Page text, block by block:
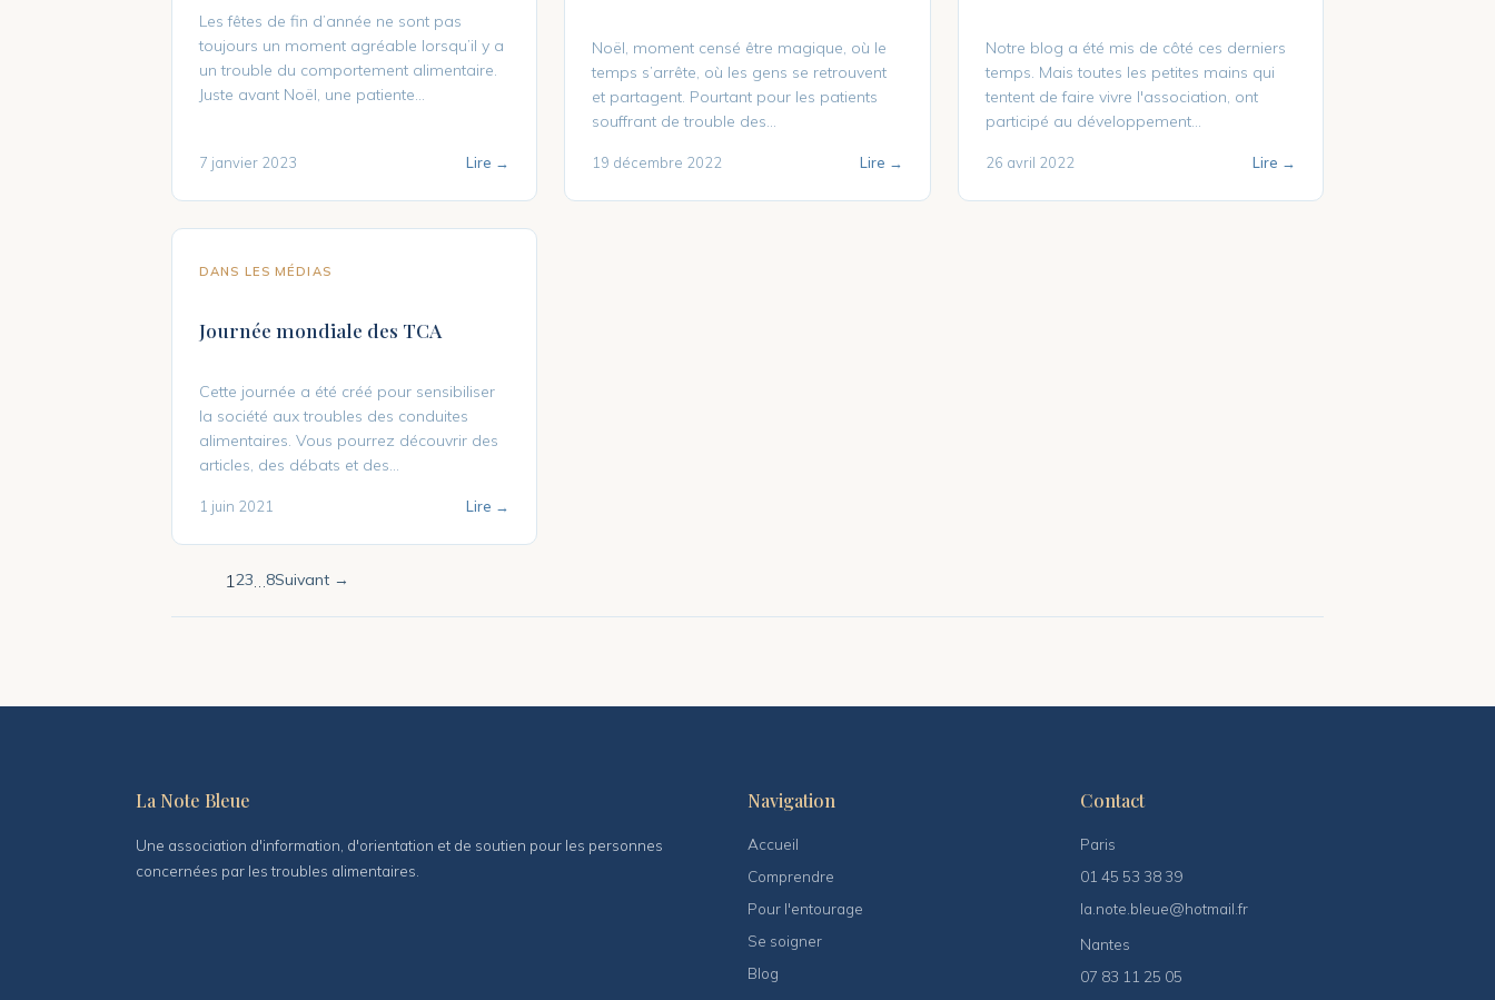
Les fêtes de fin d’année ne sont pas
toujours un moment agréable lorsqu’il y a
un trouble du comportement alimentaire.
Juste avant Noël, une patiente...
7 janvier 2023 Lire →
Noël, moment censé être magique, où le
temps s’arrête, où les gens se retrouvent
et partagent. Pourtant pour les patients
souffrant de trouble des...
19 décembre 2022 Lire →
Notre blog a été mis de côté ces derniers
temps. Mais toutes les petites mains qui
tentent de faire vivre l'association, ont
participé au développement...
26 avril 2022 Lire →
DANS LES MÉDIAS
Journée mondiale des TCA
Cette journée a été créé pour sensibiliser
la société aux troubles des conduites
alimentaires. Vous pourrez découvrir des
articles, des débats et des...
1 juin 2021 Lire →
Pagination
des
1 23 8Suivant →
La Note Bleue
Une association d'information, d'orientation et de soutien pour les personnes
concernées par les troubles alimentaires.
Navigation
Accueil
Comprendre
Pour l'entourage
Se soigner
Blog
Contact
Paris
01 45 53 38 39
la.note.bleue@hotmail.fr
Nantes
07 83 11 25 05